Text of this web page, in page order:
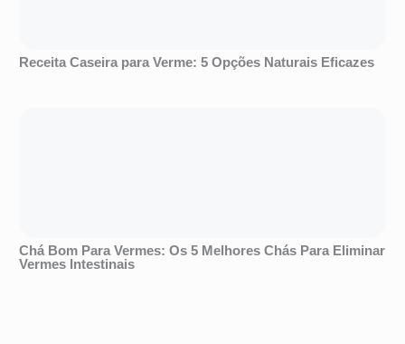
Receita Caseira para Verme: 5 Opções Naturais Eficazes
Chá Bom Para Vermes: Os 5 Melhores Chás Para Eliminar
Vermes Intestinais